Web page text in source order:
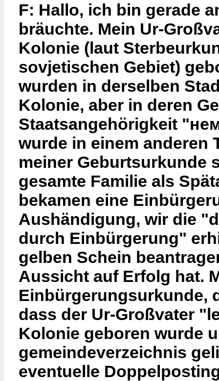
F: Hallo, ich bin gerade
bräuchte. Mein Ur-
Kolonie (laut
sovjetischen Gebiet)
wurden in derselben
Kolonie, aber in deren
Staatsangehörigkeit
wurde in einem anderen
meiner Geburtsurkunde
gesamte Familie als
bekamen eine
Aushändigung, wir die
durch Einbürgerung"
gelben Schein
Aussicht auf Erfolg hat.
Einbürgerungsurkunde,
dass der Ur-Großvater
Kolonie geboren wurde
gemeindeverzeichnis
eventuelle